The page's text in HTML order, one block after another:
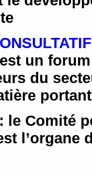
un
du
: le Comité
l’organe